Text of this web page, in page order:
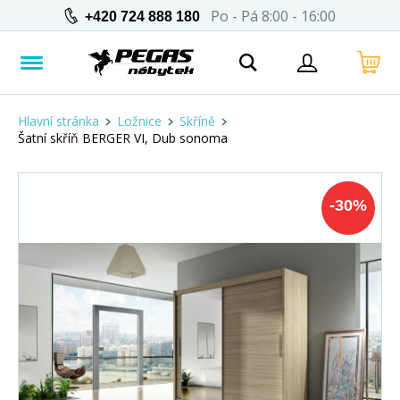
+420 724 888 180 Po - Pá 8:00 - 16:00
Hlavní stránka Ložnice
Skříně
Šatní skříň BERGER VI, Dub sonoma
-30%